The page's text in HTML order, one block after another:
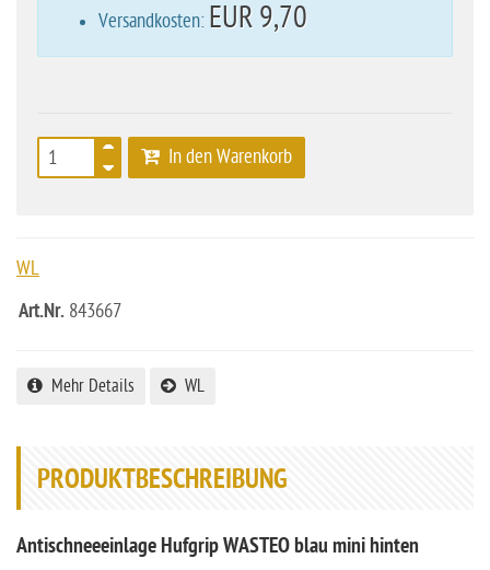
Versandkosten: EUR 9,70
In den Warenkorb
WL
Art.Nr. 843667
Mehr Details WL
PRODUKTBESCHREIBUNG
Antischneeeinlage Hufgrip WASTEO blau mini hinten